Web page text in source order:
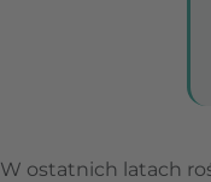
W ostatnich latach